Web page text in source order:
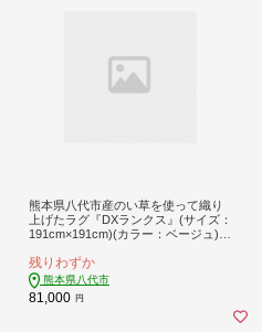
熊本県八代市産のい草を使って織り
上げたラグ『DXランクス』(サイズ：
191cm×191cm)(カラー：ベージュ)
ト 絨毯 マット 織物 敷き物 インテリ
ア
残りわずか
熊本県八代市
81,000 円